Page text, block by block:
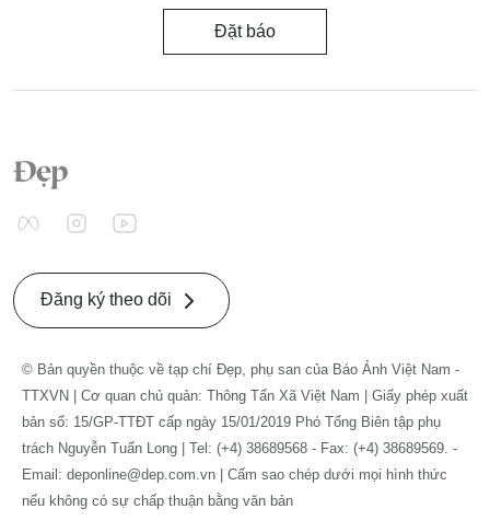
Đặt báo
Đăng ký theo dõi
© Bản quyền thuộc về tạp chí Đẹp, phụ san của Báo Ảnh Việt Nam -
TTXVN | Cơ quan chủ quản: Thông Tấn Xã Việt Nam | Giấy phép xuất
bản số: 15/GP-TTĐT cấp ngày 15/01/2019 Phó Tổng Biên tập phụ
trách Nguyễn Tuấn Long | Tel: (+4) 38689568 - Fax: (+4) 38689569. -
Email: deponline@dep.com.vn | Cấm sao chép dưới mọi hình thức
nếu không có sự chấp thuận bằng văn bản